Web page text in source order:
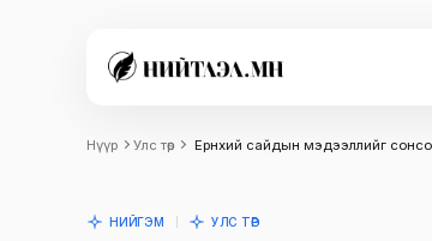
Нүүр Улс төр Ерөнхий сайдын мэдээллийг
НИЙГЭМ УЛС ТӨР